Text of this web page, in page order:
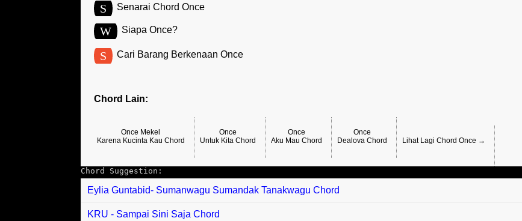
S Senarai Chord Once
W Siapa Once?
S Cari Barang Berkenaan Once
Chord Lain:
Once Mekel
Karena Kucinta Kau Chord
Once
Untuk Kita Chord
Once
Aku Mau Chord
Once
Dealova Chord
Lihat Lagi Chord Once →
Chord Suggestion:
Eylia Guntabid- Sumanwagu Sumandak Tanakwagu Chord
KRU - Sampai Sini Saja Chord